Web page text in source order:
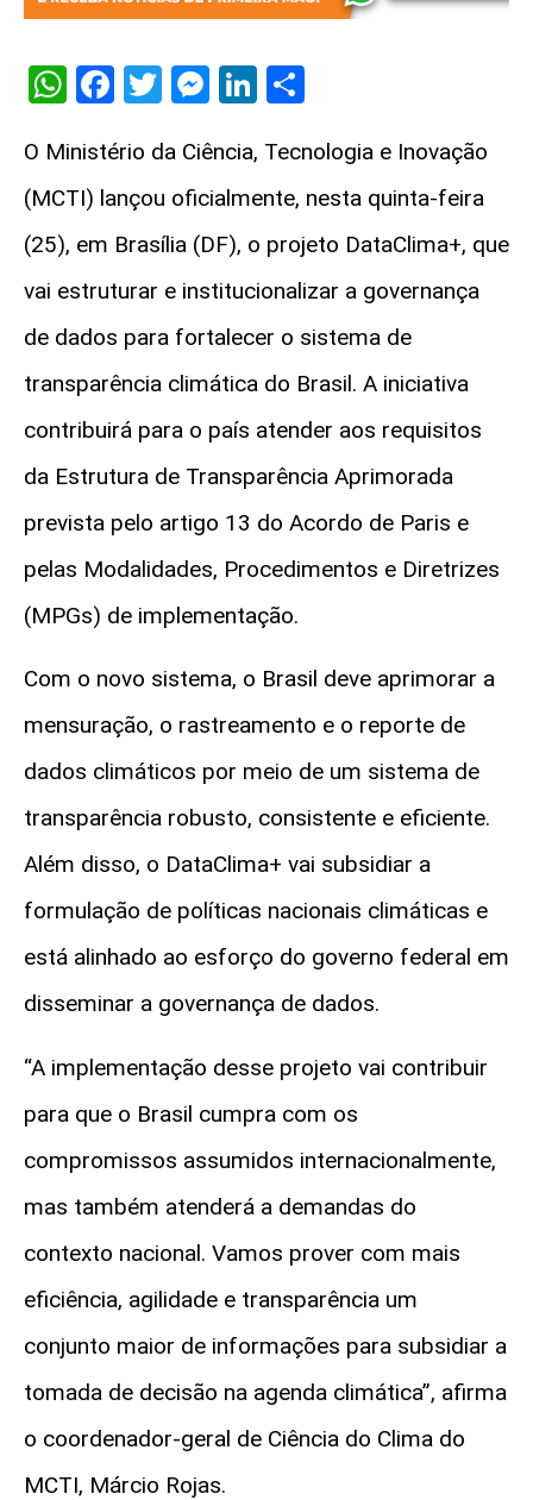
WhatsApp
Facebook
Twitter
Messenger
LinkedIn
O Ministério da Ciência, Tecnologia e Inovação
(MCTI) lançou oficialmente, nesta quinta-feira
(25), em Brasília (DF), o projeto DataClima+, que
vai estruturar e institucionalizar a governança
de dados para fortalecer o sistema de
transparência climática do Brasil. A iniciativa
contribuirá para o país atender aos requisitos
da Estrutura de Transparência Aprimorada
prevista pelo artigo 13 do Acordo de Paris e
pelas Modalidades, Procedimentos e Diretrizes
(MPGs) de implementação.
Com o novo sistema, o Brasil deve aprimorar a
mensuração, o rastreamento e o reporte de
dados climáticos por meio de um sistema de
transparência robusto, consistente e eficiente.
Além disso, o DataClima+ vai subsidiar a
formulação de políticas nacionais climáticas e
está alinhado ao esforço do governo federal em
disseminar a governança de dados.
“A implementação desse projeto vai contribuir
para que o Brasil cumpra com os
compromissos assumidos internacionalmente,
mas também atenderá a demandas do
contexto nacional. Vamos prover com mais
eficiência, agilidade e transparência um
conjunto maior de informações para subsidiar a
tomada de decisão na agenda climática”, afirma
o coordenador-geral de Ciência do Clima do
MCTI, Márcio Rojas.